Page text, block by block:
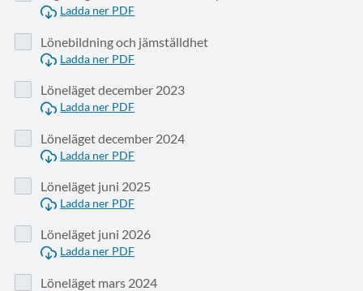
Ladda ner PDF
Lönebildning och jämställdhet
Ladda ner PDF
Löneläget december 2023
Ladda ner PDF
Löneläget december 2024
Ladda ner PDF
Löneläget juni 2025
Ladda ner PDF
Löneläget juni 2026
Ladda ner PDF
Löneläget mars 2024